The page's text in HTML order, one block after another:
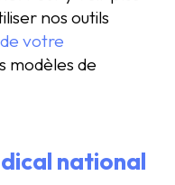
nos outils
votre
modèles de
national